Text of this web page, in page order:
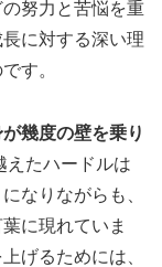
努力と苦悩を重
に対する深い理
す。
幾度の壁を乗り
えたハードルは
なりながらも、
に現れていま
げるためには、